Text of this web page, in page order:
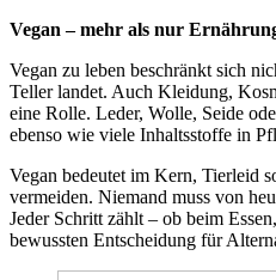
Vegan – mehr als nur
Vegan zu leben beschränkt sich
Teller landet. Auch Kleidung,
eine Rolle. Leder, Wolle, Seide
ebenso wie viele Inhaltsstoffe in
Vegan bedeutet im Kern, Tierleid
vermeiden. Niemand muss von
Jeder Schritt zählt – ob beim
bewussten Entscheidung für